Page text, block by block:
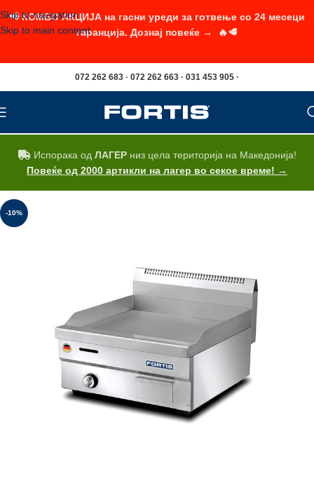
Skip to navigation
Skip to main content
072 262 683 · 072 262 663 · 031 453 905 ·
Испорака од ЛАГЕРниз цела територија на Македонија!
Повеќе од 2000 артикли на лагер во секое време! →
-10%
📢 КОМБО АКЦИЈА на гасни уреди за готвење со 24 месеци
гаранција. Дознај повеќе → 🔥🥩